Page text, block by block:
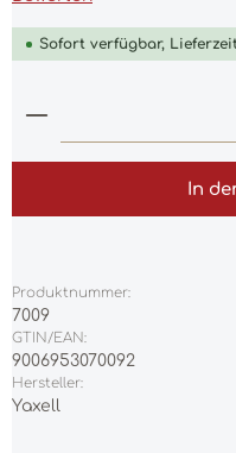
Sofort verfügbar,
Produkt Anzahl:
In
Produktnummer:
7009
GTIN/EAN:
9006953070092
Hersteller:
Yaxell